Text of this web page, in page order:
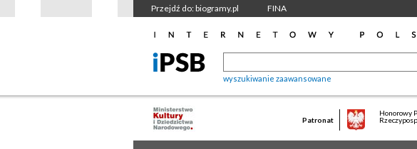
Przejdź do: biogramy.pl FINA
wyszukiwanie zaawansowane
Patronat
Honorowy